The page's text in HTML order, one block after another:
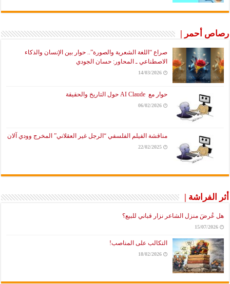
رصاص أحمر |
صراع “اللغة الشعرية والصورة”.. حوار بين الإنسان والذكاء
الاصطناعي ـ المحاور: حسان الجودي
14/03/2026
حوار مع AI Claude حول التاريخ والحقيقة
06/02/2026
مناقشة الفيلم الفلسفي “الرجل غير العقلاني” المخرج وودي آلان
22/02/2025
أثر الفراشة |
هل عُرضَ منزل الشاعر نزار قباني للبيع؟
15/07/2026
التكالب على المناصب!
18/02/2026